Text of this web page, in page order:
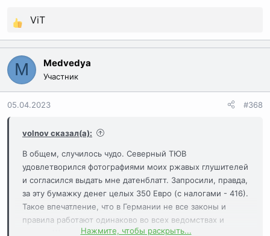
Р
е
а
ц
ViT
M Medvedya
Участник
05.04.2023 #368
volnov сказал(а):
В общем, случилось чудо. Северный ТЮВ
удовлетворился фотографиями моих ржавых глушителей
и согласился выдать мне датенблатт. Запросили, правда,
за эту бумажку денег целых 350 Евро (с налогами - 416).
Такое впечатление, что в Германии не все законы и
правила работают одинаково во всех ведомствах и
Нажмите, чтобы раскрыть...